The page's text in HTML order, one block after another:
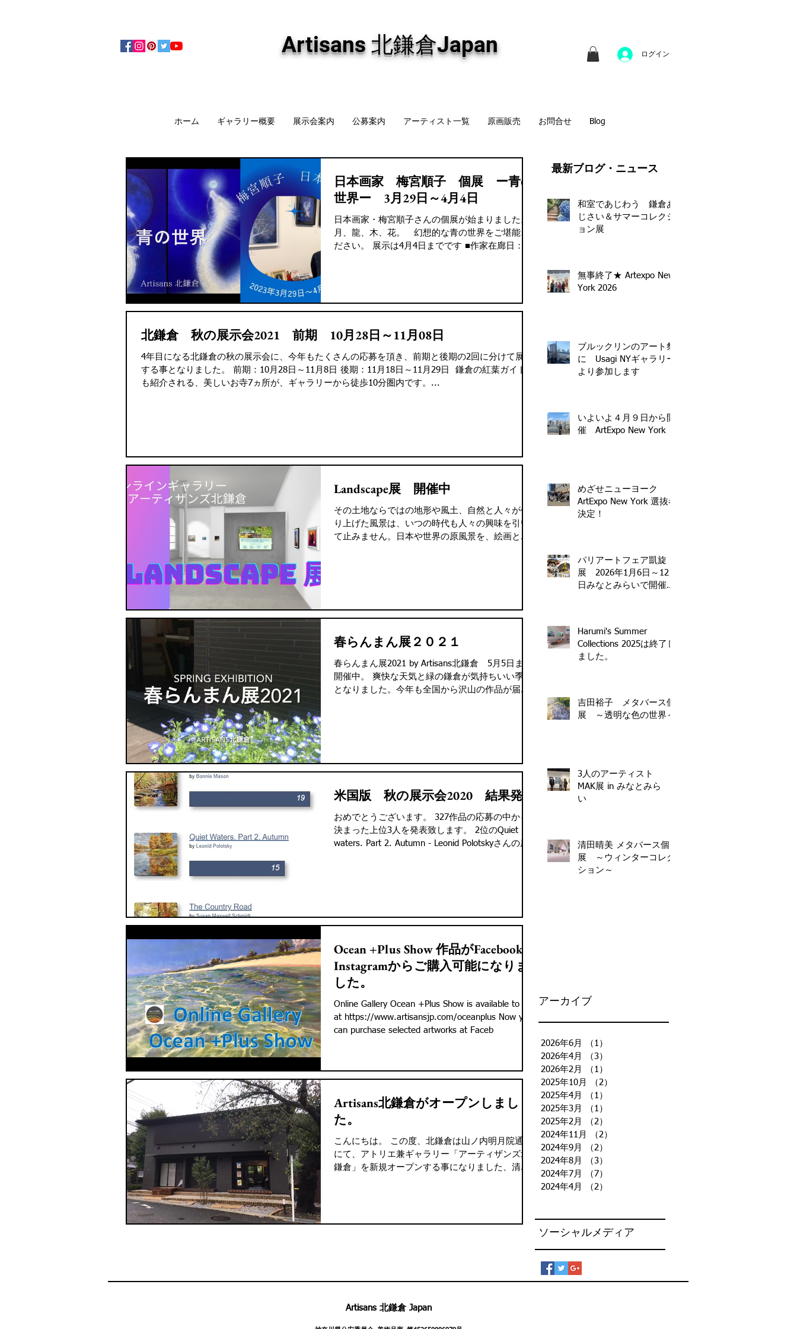
Artisans 北鎌倉Japan ログイン
ホーム ギャラリー概要 展示会案内 公募案内 アーティスト一覧 原画販売 お問合せ Blog
日本画家 梅宮順子 個展 ー青の
世界ー 3月29日～4月4日
日本画家・梅宮順子さんの個展が始まりました。
月、龍、木、花。 幻想的な青の世界をご堪能く
ださい。 展示は4月4日までです ■作家在廊日：土
北鎌倉 秋の展示会2021 前期 10月28日～11月08日
4年目になる北鎌倉の秋の展示会に、今年もたくさんの応募を頂き、前期と後期の2回に分けて展示
する事となりました。 前期：10月28日～11月8日 後期：11月18日～11月29日 ​ 鎌倉の紅葉ガイドに
も紹介される、美しいお寺7ヵ所が、ギャラリーから徒歩10分圏内です。...
Landscape展 開催中
その土地ならではの地形や風土、自然と人々が作
り上げた風景は、いつの時代も人々の興味を引い
て止みません。日本や世界の原風景を、絵画とし
春らんまん展２０２１
春らんまん展2021 by Artisans北鎌倉 5月5日まで
開催中。 爽快な天気と緑の鎌倉が気持ちいい季節
となりました。今年も全国から沢山の作品が届き
米国版 秋の展示会2020 結果発表
おめでとうございます。 327作品の応募の中から
決まった上位3人を発表致します。 2位のQuiet
waters. Part 2. Autumn - Leonid Polotskyさんの原
Ocean +Plus Show 作品がFacebookと
Instagramからご購入可能になりま
した。
Online Gallery Ocean +Plus Show is available to see
at https://www.artisansjp.com/oceanplus Now you
can purchase selected artworks at Faceb
Artisans北鎌倉がオープンしまし
た。
こんにちは。 この度、北鎌倉は山ノ内明月院通り
にて、アトリエ兼ギャラリー「アーティザンズ北
鎌倉」を新規オープンする事になりました、清田
​最新ブログ・ニュース
和室であじわう 鎌倉あ
じさい＆サマーコレクシ
ョン展
無事終了★ Artexpo New
York 2026
ブルックリンのアート祭
に Usagi NYギャラリー
より参加します
いよいよ４月９日から開
催 ArtExpo New York
めざせニューヨーク
ArtExpo New York 選抜者
決定！
パリアートフェア凱旋
展 2026年1月6日～12
日みなとみらいで開催決
Harumi's Summer
Collections 2025は終了し
ました。
吉田裕子 メタバース個
展 ～透明な色の世界～
3人のアーティスト
MAK展 in みなとみら
い
清田晴美 メタバース個
展 ～ウィンターコレク
ション～
アーカイブ
2026年6月 （1）
2026年4月
（3）
2026年2月
（1）
2025年10月
（2）
2025年4月
（1）
2025年3月
（1）
2025年2月
（2）
2024年11月
（2）
2024年9月
（2）
2024年8月
（3）
2024年7月
（7）
2024年4月
（2）
ソーシャルメディア
Artisans 北鎌倉 Japan